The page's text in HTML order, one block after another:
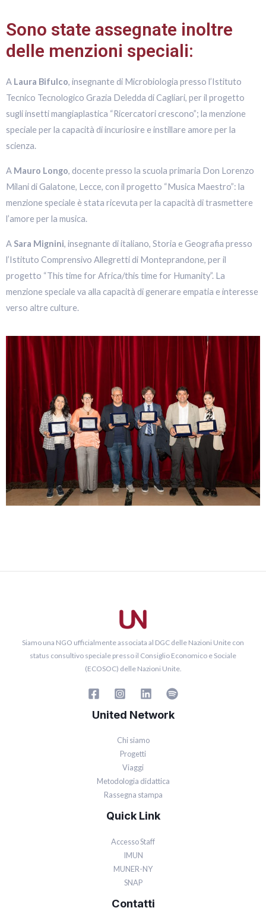
Sono state assegnate inoltre
delle menzioni speciali:
A Laura Bifulco, insegnante di Microbiologia presso l’Istituto
Tecnico Tecnologico Grazia Deledda di Cagliari, per il progetto
sugli insetti mangiaplastica “Ricercatori crescono”; la menzione
speciale per la capacità di incuriosire e instillare amore per la
scienza.
A Mauro Longo, docente presso la scuola primaria Don Lorenzo
Milani di Galatone, Lecce, con il progetto “Musica Maestro”: la
menzione speciale è stata ricevuta per la capacità di trasmettere
l’amore per la musica.
ASara Mignini, insegnante di italiano, Storia e Geografia presso
l’Istituto Comprensivo Allegretti di Monteprandone, per il
progetto “This time for Africa/this time for Humanity”. La
menzione speciale va alla capacità di generare empatia e interesse
verso altre culture.
Siamo una NGO ufficialmente associata al DGC delle Nazioni Unite con
status consultivo speciale presso il Consiglio Economico e Sociale
(ECOSOC) delle Nazioni Unite.
United Network
Chi siamo
Progetti
Viaggi
Metodologia didattica
Rassegna stampa
Quick Link
Accesso Staff
IMUN
MUNER-NY
SNAP
Contatti